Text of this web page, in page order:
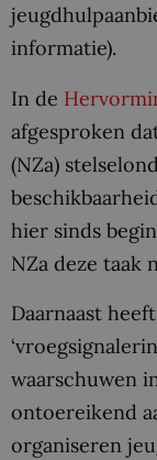
informatie).
In de
afgesproken
(NZa)
hier sinds
NZa deze taak
Daarnaast
waarschuwen
ontoereikend
organiseren